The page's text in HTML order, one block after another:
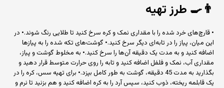
👨‍🍳 طرز تهیه
• قارچ‌های خرد شده را با مقداری نمک و کره سرخ کنید تا طلایی رنگ شوند.• در
این میان، پیاز را در تابه‌ای دیگر سرخ کنید.• گوشت‌های تکه شده را به پیازها
اضافه کنید و به مدت یک دقیقه آن‌ها را سرخ کنید.• به مخلوط گوشت و پیاز،
مقداری آب، نمک و فلفل اضافه کنید و تابه را روی حرارت متوسط قرار دهید و
بگذارید به مدت 45 دقیقه، گوشت به طور کامل بپزد.• برای تهیه سس، کره را در
یک قابلمه ریخته، ذوب کنید، سپس آرد را به کره اضافه کنید و هم بزنید تا نرم و